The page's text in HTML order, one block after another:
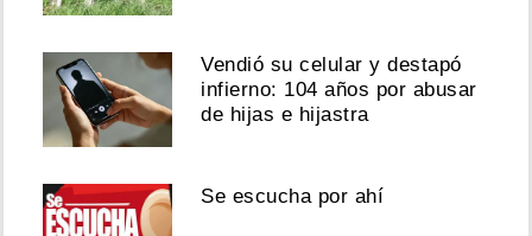
Vendió su celular y destapó
infierno: 104 años por abusar
de hijas e hijastra
Se escucha por ahí